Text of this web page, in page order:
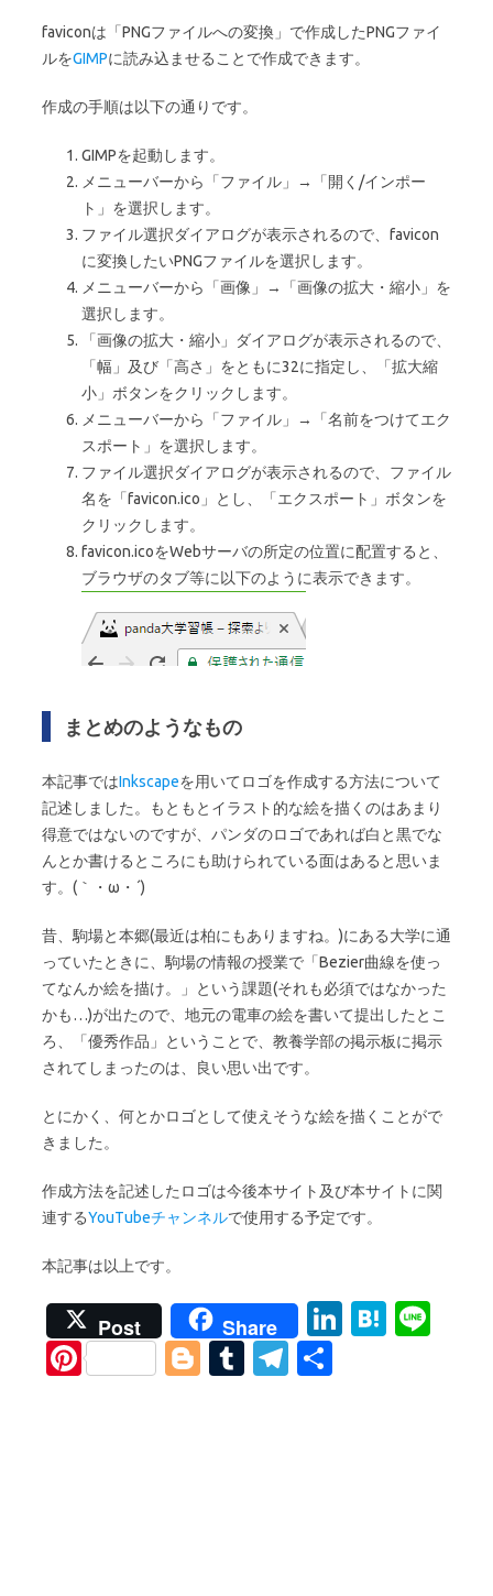
faviconは「PNGファイルへの変換」で作成したPNGファイ
ルをGIMPに読み込ませることで作成できます。
作成の手順は以下の通りです。
GIMPを起動します。
メニューバーから「ファイル」→「開く/インポー
ト」を選択します。
ファイル選択ダイアログが表示されるので、favicon
に変換したいPNGファイルを選択します。
メニューバーから「画像」→「画像の拡大・縮小」を
選択します。
「画像の拡大・縮小」ダイアログが表示されるので、
「幅」及び「高さ」をともに32に指定し、「拡大縮
小」ボタンをクリックします。
メニューバーから「ファイル」→「名前をつけてエク
スポート」を選択します。
ファイル選択ダイアログが表示されるので、ファイル
名を「favicon.ico」とし、「エクスポート」ボタンを
クリックします。
favicon.icoをWebサーバの所定の位置に配置すると、
ブラウザのタブ等に以下のように表示できます。
まとめのようなもの
本記事ではInkscapeを用いてロゴを作成する方法について
記述しました。もともとイラスト的な絵を描くのはあまり
得意ではないのですが、パンダのロゴであれば白と黒でな
んとか書けるところにも助けられている面はあると思いま
す。(｀・ω・´)
昔、駒場と本郷(最近は柏にもありますね。)にある大学に通
っていたときに、駒場の情報の授業で「Bezier曲線を使っ
てなんか絵を描け。」という課題(それも必須ではなかった
かも…)が出たので、地元の電車の絵を書いて提出したとこ
ろ、「優秀作品」ということで、教養学部の掲示板に掲示
されてしまったのは、良い思い出です。
とにかく、何とかロゴとして使えそうな絵を描くことがで
きました。
作成方法を記述したロゴは今後本サイト及び本サイトに関
連するYouTubeチャンネルで使用する予定です。
本記事は以上です。
Post Share
Li
H
Pi
Bl
T
T